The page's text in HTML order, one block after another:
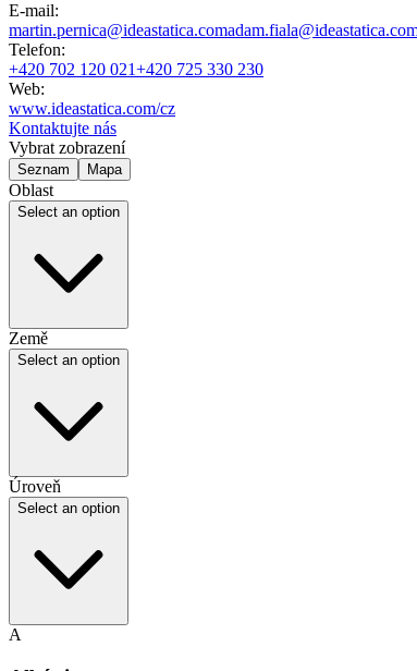
E-mail:
martin.pernica@ideastatica.com
Telefon:
+420 702 120 021+420 725 330 230
Web:
www.ideastatica.com/cz
Kontaktujte nás
Vybrat zobrazení
Seznam Mapa
Oblast
Select an option
Země
Select an option
Úroveň
Select an option
A